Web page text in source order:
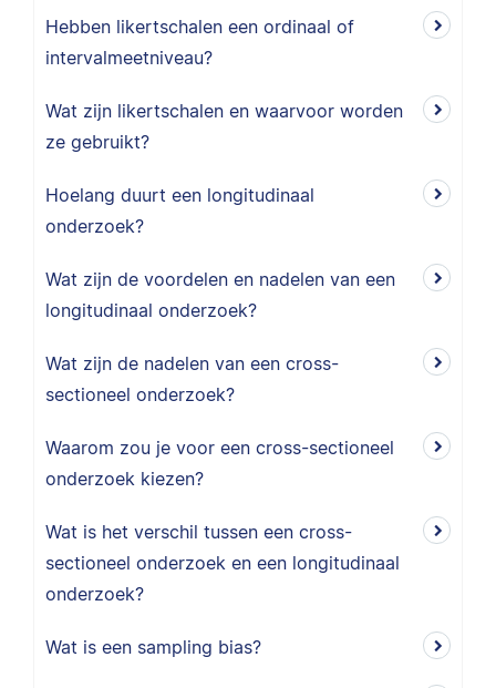
Hebben likertschalen een ordinaal of
intervalmeetniveau?
Wat zijn likertschalen en waarvoor worden
ze gebruikt?
Hoelang duurt een longitudinaal
onderzoek?
Wat zijn de voordelen en nadelen van een
longitudinaal onderzoek?
Wat zijn de nadelen van een cross-
sectioneel onderzoek?
Waarom zou je voor een cross-sectioneel
onderzoek kiezen?
Wat is het verschil tussen een cross-
sectioneel onderzoek en een longitudinaal
onderzoek?
Wat is een sampling bias?